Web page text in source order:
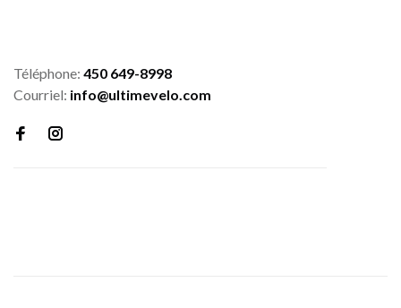
Téléphone: 450 649-8998
Courriel: info@ultimevelo.com